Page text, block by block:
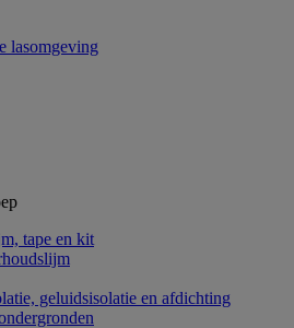
lasomgeving
tape en kit
geluidsisolatie en afdichting